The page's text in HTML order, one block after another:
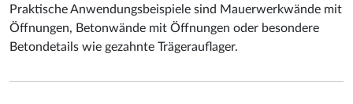
Praktische Anwendungsbeispiele sind Mauerwerkwände mit
Öffnungen, Betonwände mit Öffnungen oder besondere
Betondetails wie gezahnte Trägerauflager.